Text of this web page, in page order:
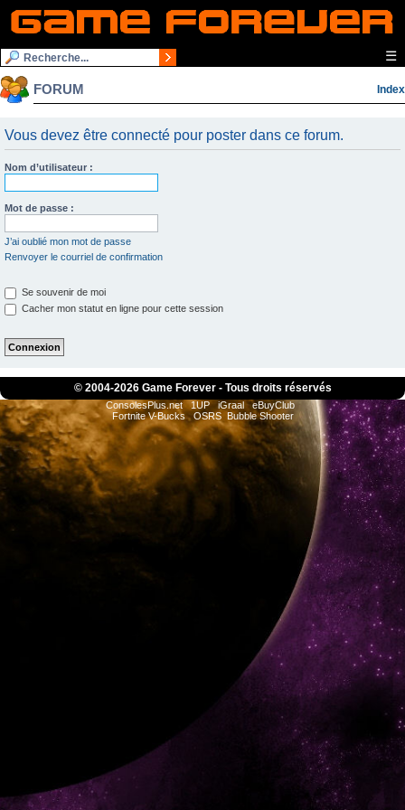
☰
FORUM Index
Vous devez être connecté pour poster dans ce forum.
Nom d’utilisateur :
Mot de passe :
J’ai oublié mon mot de passe
Renvoyer le courriel de confirmation
Se souvenir de moi
Cacher mon statut en ligne pour cette session
© 2004-2026 Game Forever - Tous droits réservés
ConsolesPlus.net 1UP iGraal
eBuyClub
Fortnite V-Bucks
OSRS Bubble Shooter